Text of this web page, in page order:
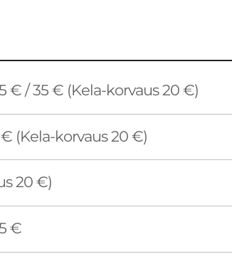
€ / 35 € (Kela-korvaus 20 €)
(Kela-korvaus 20 €)
20 €)
€